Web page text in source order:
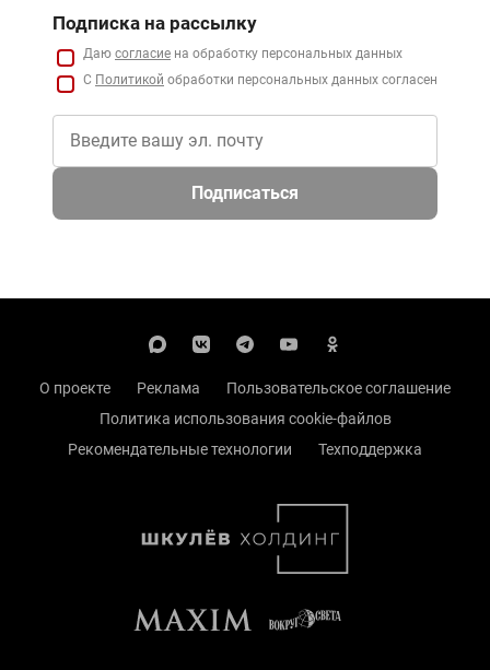
Подписка на рассылку
Даю согласие на обработку персональных данных
С Политикой обработки персональных данных согласен
Подписаться
О проекте Реклама
Пользовательское соглашение
Политика использования cookie-файлов
Рекомендательные технологии
Техподдержка